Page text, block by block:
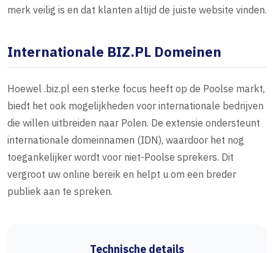
merk veilig is en dat klanten altijd de juiste website vinden.
Internationale BIZ.PL Domeinen
Hoewel .biz.pl een sterke focus heeft op de Poolse markt,
biedt het ook mogelijkheden voor internationale bedrijven
die willen uitbreiden naar Polen. De extensie ondersteunt
internationale domeinnamen (IDN), waardoor het nog
toegankelijker wordt voor niet-Poolse sprekers. Dit
vergroot uw online bereik en helpt u om een breder
publiek aan te spreken.
Technische details